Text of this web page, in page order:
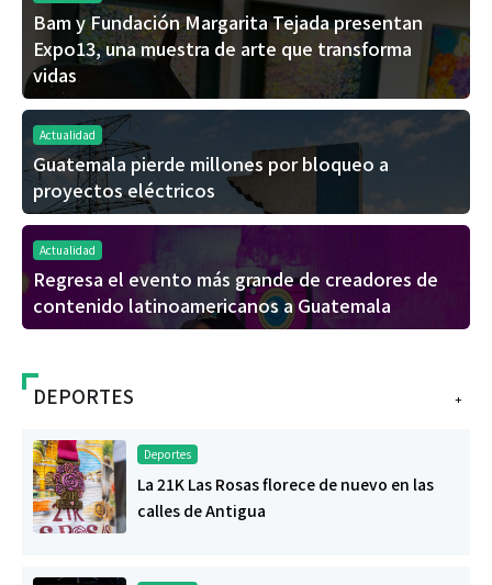
Bam y Fundación Margarita Tejada presentan
Expo13, una muestra de arte que transforma
vidas
Actualidad
Guatemala pierde millones por bloqueo a
proyectos eléctricos
Actualidad
Regresa el evento más grande de creadores de
contenido latinoamericanos a Guatemala
+
DEPORTES
Deportes
La 21K Las Rosas florece de nuevo en las
calles de Antigua